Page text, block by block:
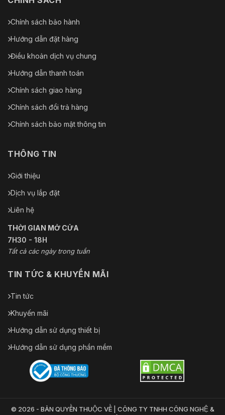
Chính sách bảo hành
Hướng dẫn đặt hàng
Điều khoản dịch vụ chung
Hướng dẫn thanh toán
Chính sách giao hàng
Chính sách đổi trả hàng
Chính sách bảo mật thông tin
THÔNG TIN
Giới thiệu
Dịch vụ lắp đặt
Liên hệ
THỜI GIAN MỞ CỬA
7H30 - 18H
Tất cả các ngày trong tuần
TIN TỨC & KHUYẾN MÃI
Tin tức
Khuyến mãi
Hướng dẫn sử dụng thiết bị
Hướng dẫn sử dụng phần mềm
© 2026 - BẢN QUYỀN THUỘC VỀ | CÔNG TY TNHH CÔNG NGHỆ &